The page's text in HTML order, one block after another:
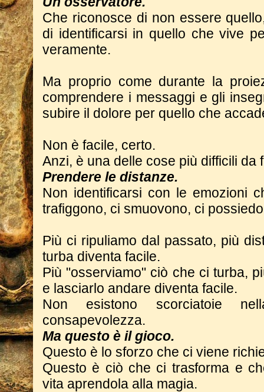
Che riconosce di non essere
di identificarsi in quello che vive
veramente.
Ma proprio come durante la
comprendere i messaggi e gli
subire il dolore per quello che
Non è facile, certo.
Anzi, è una delle cose più difficili da
Prendere le distanze.
Non identificarsi con le emozioni
trafiggono, ci smuovono, ci
Più ci ripuliamo dal passato, più
turba diventa facile.
Più "osserviamo" ciò che ci turba,
e lasciarlo andare diventa facile.
Non esistono scorciatoie
consapevolezza.
Ma questo è il gioco.
Questo è lo sforzo che ci viene
Questo è ciò che ci trasforma e
vita aprendola alla magia.